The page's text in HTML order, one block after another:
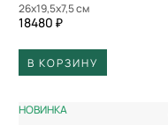
26x19,5x7,5 см
18480 ₽
В КОРЗИНУ
НОВИНКА